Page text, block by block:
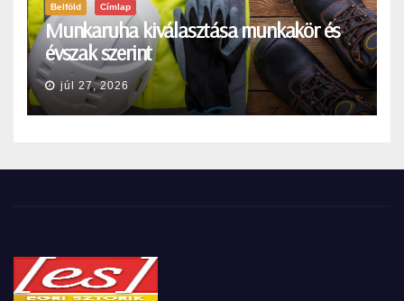
Belföld Címlap
Munkaruha kiválasztása munkakör és
évszak szerint
júl 27, 2026